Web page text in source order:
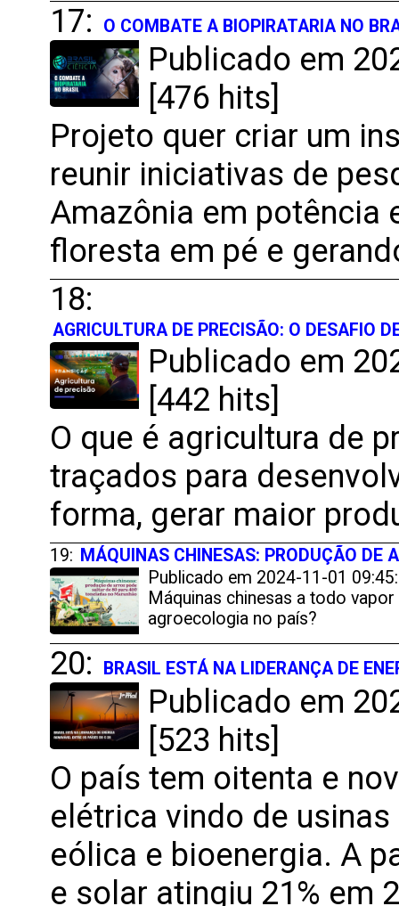
17:
O COMBATE A BIOPIRATARIA NO
Publicado em
[476 hits]
Projeto quer criar um
reunir iniciativas de
Amazônia em potência
floresta em pé e
18:
AGRICULTURA DE PRECISÃO: O DESAFIO
Publicado em
[442 hits]
O que é agricultura de
traçados para
forma, gerar maior
19: MÁQUINAS CHINESAS: PRODUÇÃO DE
Publicado em 2024-11-01
Máquinas chinesas a todo
agroecologia no país?
20: BRASIL ESTÁ NA LIDERANÇA DE
Publicado em
[523 hits]
O país tem oitenta e
elétrica vindo de
eólica e bioenergia. A
e solar atingiu 21% em